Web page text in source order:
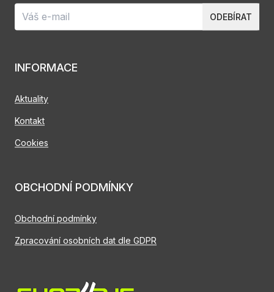
INFORMACE
Aktuality
Kontakt
Cookies
OBCHODNÍ PODMÍNKY
Obchodní podmínky
Zpracování osobních dat dle GDPR
ODEBÍRAT